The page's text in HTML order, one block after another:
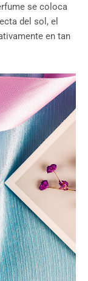
se coloca
del sol, el
en tan